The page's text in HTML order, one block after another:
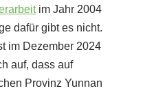
im Jahr 2004
dafür gibt es nicht.
im Dezember 2024
auf, dass auf
Provinz Yunnan